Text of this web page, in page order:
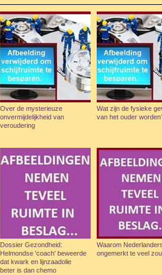
Over de mysterieuze
onvermijdelijkheid van
veroudering
Wat zijn de fysieke
van het ouder
Dossier Gezondheid:
Helmondse 'coach' beweerde
dat kwark en lijnzaadolie
beter is dan chemo
Waarom
ongemerkt te veel